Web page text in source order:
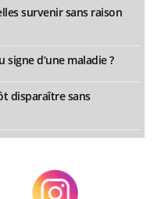
survenir sans raison
signe d’une maladie ?
disparaître sans